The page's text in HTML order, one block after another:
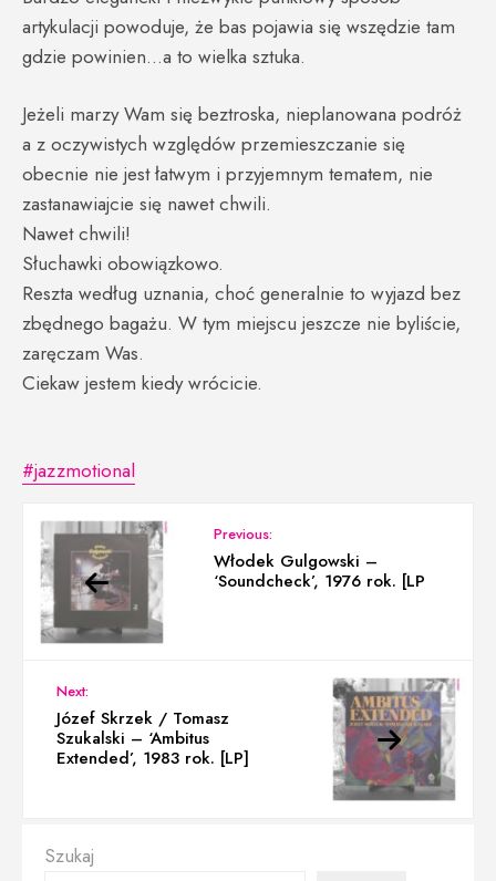
artykulacji powoduje, że bas pojawia się wszędzie tam
gdzie powinien…a to wielka sztuka.
Jeżeli marzy Wam się beztroska, nieplanowana podróż
a z oczywistych względów przemieszczanie się
obecnie nie jest łatwym i przyjemnym tematem, nie
zastanawiajcie się nawet chwili.
Nawet chwili!
Słuchawki obowiązkowo.
Reszta według uznania, choć generalnie to wyjazd bez
zbędnego bagażu. W tym miejscu jeszcze nie byliście,
zaręczam Was.
Ciekaw jestem kiedy wrócicie.
#jazzmotional
Previous:
Włodek Gulgowski –
‘Soundcheck’, 1976 rok. [LP
Next:
Józef Skrzek / Tomasz
Szukalski – ‘Ambitus
Extended’, 1983 rok. [LP]
Szukaj